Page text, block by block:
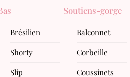
Brésilien
Shorty
Slip
Soutiens-gorge
Balconnet
Corbeille
Coussinets